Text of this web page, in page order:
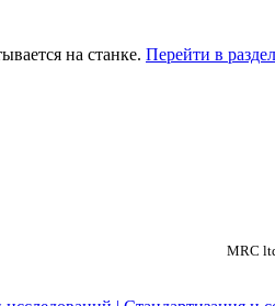
на станке. Перейти в
MRC